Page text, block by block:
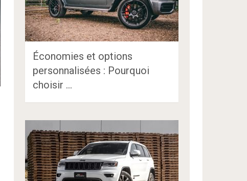
Économies et options
personnalisées : Pourquoi
choisir …